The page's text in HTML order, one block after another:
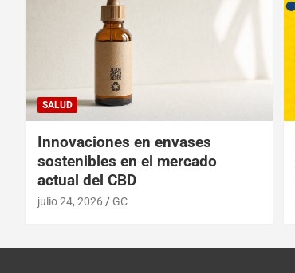
SALUD
Innovaciones en envases
sostenibles en el mercado
actual del CBD
julio 24, 2026 GC